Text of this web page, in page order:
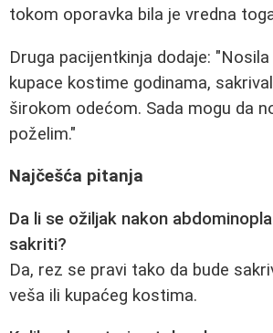
tokom oporavka bila je vredna
Druga pacijentkinja dodaje:
kupace kostime godinama,
širokom odećom. Sada mogu da
poželim."
Najčešća pitanja
Da li se ožiljak nakon
sakriti?
Da, rez se pravi tako da bude
veša ili kupaćeg kostima.